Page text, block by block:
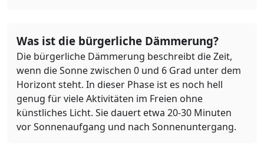
Was ist die bürgerliche Dämmerung?
Die bürgerliche Dämmerung beschreibt die Zeit,
wenn die Sonne zwischen 0 und 6 Grad unter dem
Horizont steht. In dieser Phase ist es noch hell
genug für viele Aktivitäten im Freien ohne
künstliches Licht. Sie dauert etwa 20-30 Minuten
vor Sonnenaufgang und nach Sonnenuntergang.